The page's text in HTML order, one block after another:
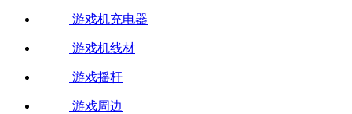
游戏机充电器
游戏机线材
游戏摇杆
游戏周边